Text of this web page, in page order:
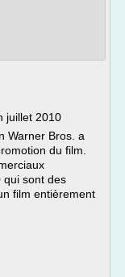
juillet 2010
Warner Bros. a
du film.
qui sont des
film entièrement